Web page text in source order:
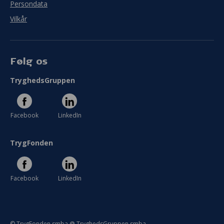
Persondata
Vilkår
Følg os
TryghedsGruppen
Facebook LinkedIn
TrygFonden
Facebook LinkedIn